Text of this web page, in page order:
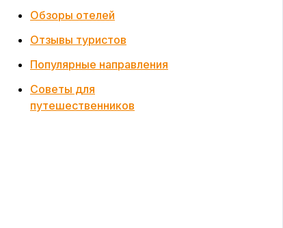
Обзоры отелей
Отзывы туристов
Популярные направления
Советы для
путешественников